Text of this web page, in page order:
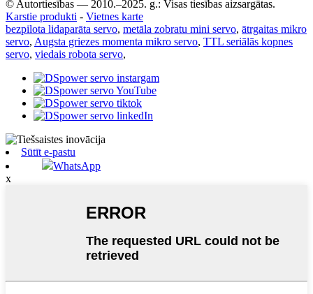
© Autortiesības — 2010.–2025. g.: Visas tiesības aizsargātas.
Karstie produkti - Vietnes karte
bezpilota lidaparāta servo, metāla zobratu mini servo, ātrgaitas mikro
servo, Augsta griezes momenta mikro servo, TTL seriālās kopnes
servo, viedais robota servo,
Sūtīt e-pastu
WhatsApp
x